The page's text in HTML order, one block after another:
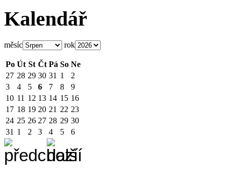
Kalendář
měsíc rok
Po Út St Čt Pá So Ne
27 28 29 30 31 1
2
3
4 5 6 7 8
9
10 11 12 13 14 15 16
17 18 19 20 21 22 23
24 25 26 27 28 29 30
31 1 2 3 4 5 6